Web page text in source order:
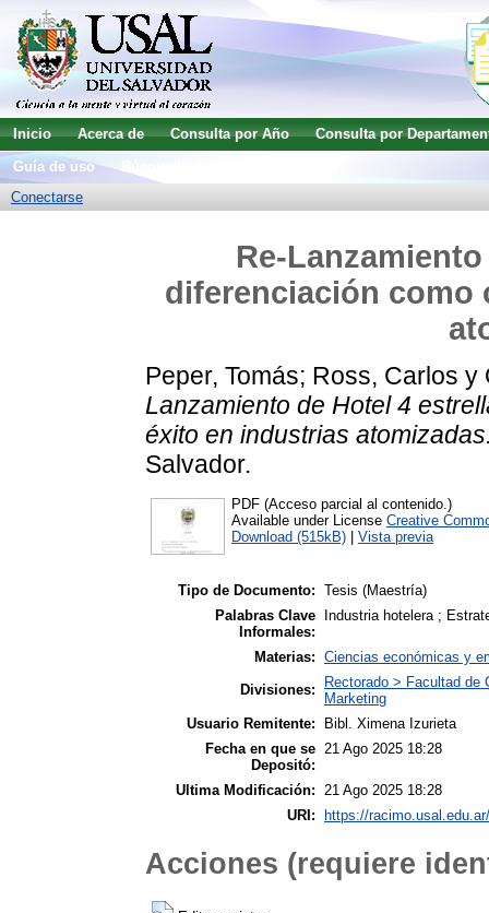
Inicio Acerca de Consulta por Año
Consulta por
Guía de uso
Conectarse
Re-
diferenciación como
Peper, Tomás; Ross, Carlos y
Lanzamiento de Hotel 4
éxito en industrias
Salvador.
PDF (Acceso parcial al contenido.)
Available under License Creative
Download (515kB)
Vista previa
Tipo de Documento: Tesis (Maestría)
Palabras Clave
Informales:
Industria hotelera ;
Materias: Ciencias económicas y
Divisiones:
Rectorado > Facultad
Marketing
Usuario Remitente:
Bibl. Ximena Izurieta
Fecha en que se
Depositó:
21 Ago 2025 18:28
Ultima Modificación: 21 Ago 2025 18:28
URI:
https://
Acciones (requiere